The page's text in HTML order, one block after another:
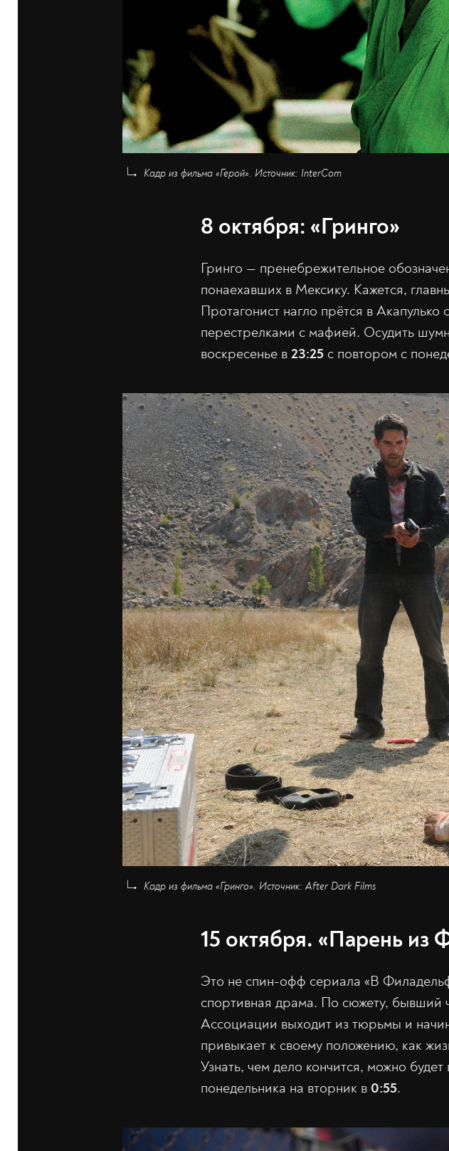
Кадр из фильма «Герой». Источник: InterCom
8 октября: «Гринго»
Гринго — пренебрежительное
понаехавших в Мексику. Кажется,
Протагонист нагло прётся в Акапулько
перестрелками с мафией. Осудить
воскресенье в 23:25 с повтором с
Кадр из фильма «Гринго». Источник: After Dark Films
15 октября. «Парень из
Это не спин-офф сериала «В
спортивная драма. По сюжету, бывший
Ассоциации выходит из тюрьмы и
привыкает к своему положению, как
Узнать, чем дело кончится, можно
понедельника на вторник в 0:55.